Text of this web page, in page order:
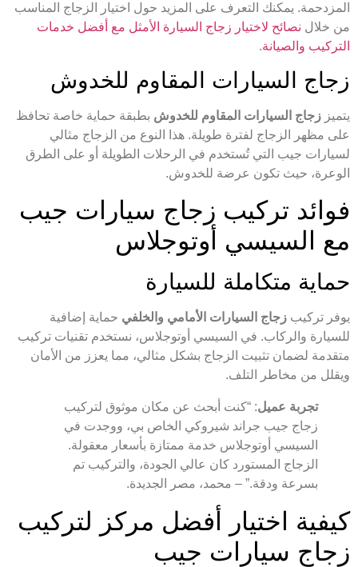
المزدحمة. يمكنك التعرف على المزيد حول اختيار الزجاج المناسب
من خلال نصائح لاختيار زجاج السيارة الأمثل مع أفضل خدمات
التركيب والصيانة.
زجاج السيارات المقاوم للخدوش
يتميز زجاج السيارات المقاوم للخدوش بطبقة حماية خاصة تحافظ
على مظهر الزجاج لفترة طويلة. هذا النوع من الزجاج مثالي
لسيارات جيب التي تُستخدم في الرحلات الطويلة أو على الطرق
الوعرة، حيث تكون عرضة للخدوش.
فوائد تركيب زجاج سيارات جيب
مع السيسي أوتوجلاس
حماية متكاملة للسيارة
يوفر تركيب زجاج السيارات الأمامي والخلفي حماية إضافية
للسيارة والركاب. في السيسي أوتوجلاس، نستخدم تقنيات تركيب
متقدمة لضمان تثبيت الزجاج بشكل مثالي، مما يعزز من الأمان
ويقلل من مخاطر التلف.
تجربة عميل: “كنت أبحث عن مكان موثوق لتركيب
زجاج جيب جراند شيروكي الخاص بي، ووجدت في
السيسي أوتوجلاس خدمة ممتازة بأسعار معقولة.
الزجاج المستورد كان عالي الجودة، والتركيب تم
بسرعة ودقة.” – محمد، مصر الجديدة.
كيفية اختيار أفضل مركز لتركيب
زجاج سيارات جيب